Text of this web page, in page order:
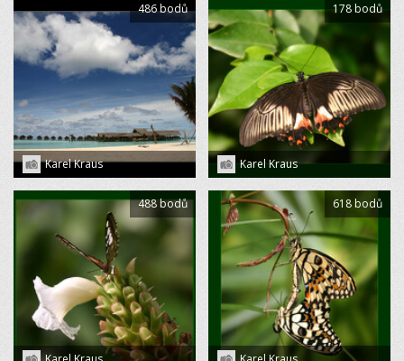
Karel Kraus
486 bodů
Karel Kraus
178 bodů
488 bodů 618 bodů